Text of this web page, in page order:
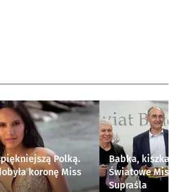
Polką.
koronę Miss
Babka, kiszka i
Światowe
Supraśla